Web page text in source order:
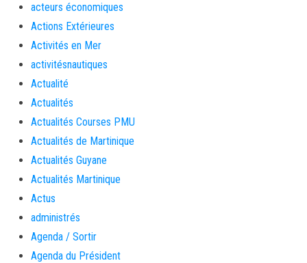
acteurs économiques
Actions Extérieures
Activités en Mer
activitésnautiques
Actualité
Actualités
Actualités Courses PMU
Actualités de Martinique
Actualités Guyane
Actualités Martinique
Actus
administrés
Agenda / Sortir
Agenda du Président